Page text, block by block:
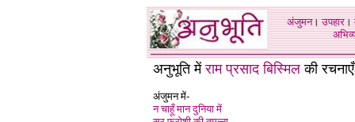
अंजुमन।उपहार।
अनुभूति मेंराम प्रसाद बिस्मिलकी
अंजुमन में-
न चाहूँ मान दुनिया में